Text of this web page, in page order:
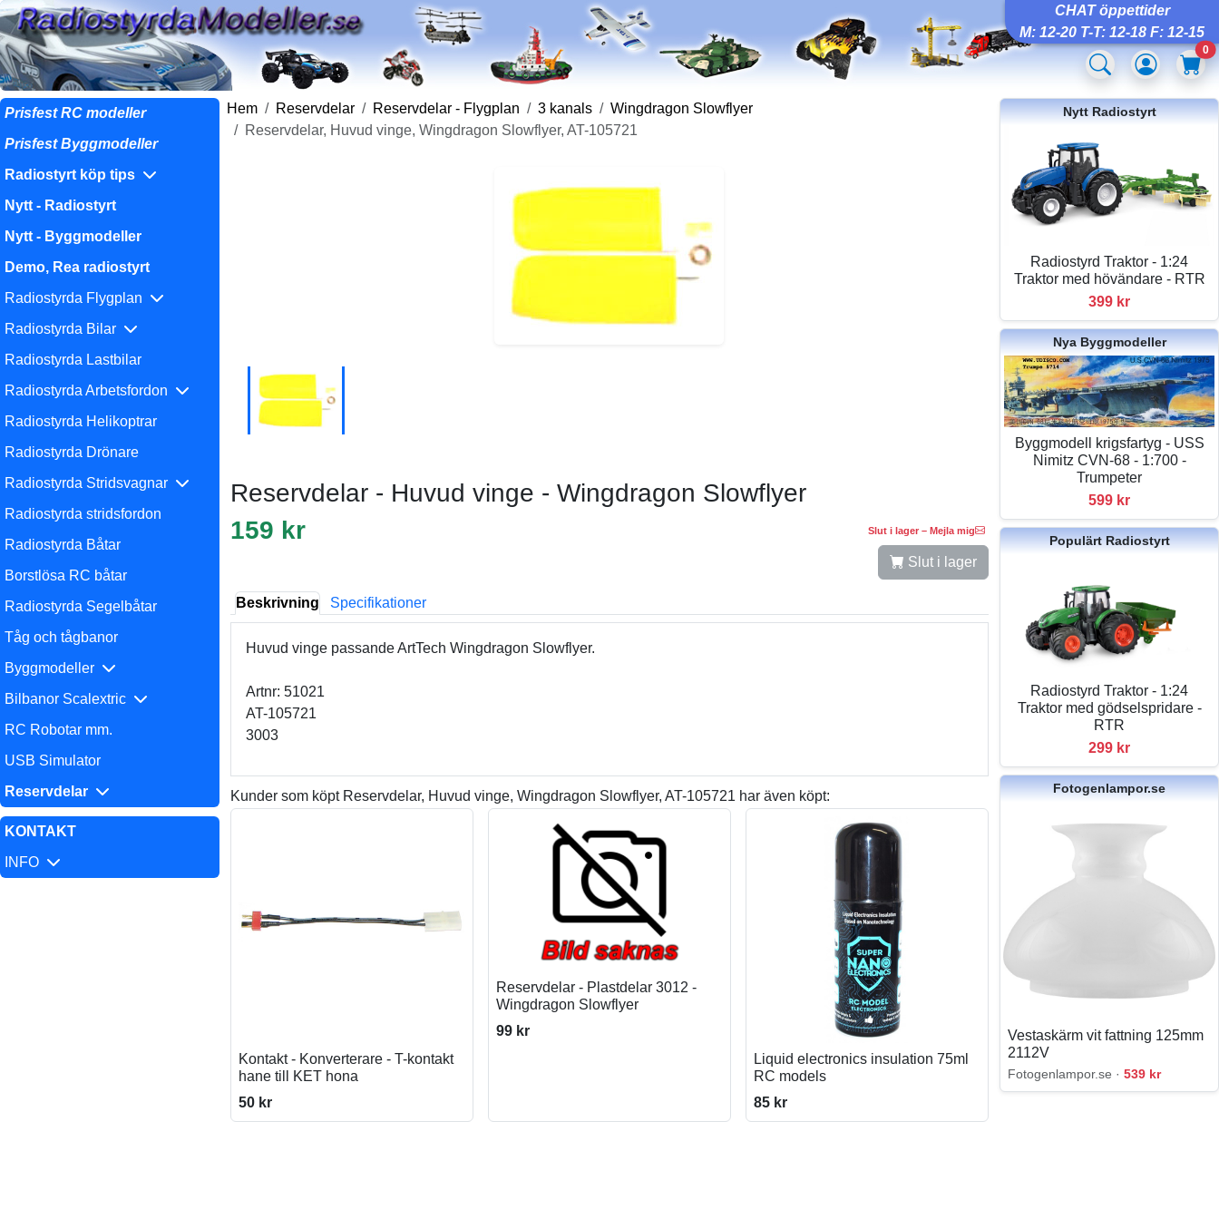
CHAT öppettider
M: 12-20 T-T: 12-18 F: 12-15
0
Prisfest RC modeller
Prisfest Byggmodeller
Radiostyrt köp tips
Nytt - Radiostyrt
Nytt - Byggmodeller
Demo, Rea radiostyrt
Radiostyrda Flygplan
Radiostyrda Bilar
Radiostyrda Lastbilar
Radiostyrda Arbetsfordon
Radiostyrda Helikoptrar
Radiostyrda Drönare
Radiostyrda Stridsvagnar
Radiostyrda stridsfordon
Radiostyrda Båtar
Borstlösa RC båtar
Radiostyrda Segelbåtar
Tåg och tågbanor
Byggmodeller
Bilbanor Scalextric
RC Robotar mm.
USB Simulator
Reservdelar
KONTAKT
INFO
Hem Reservdelar Reservdelar - Flygplan 3 kanals
Wingdragon Slowflyer
Reservdelar, Huvud vinge, Wingdragon Slowflyer, AT-105721
Reservdelar - Huvud vinge - Wingdragon Slowflyer
159 kr
Slut i lager – Mejla mig
Slut i lager
Beskrivning Specifikationer
Huvud vinge passande ArtTech Wingdragon Slowflyer.
Artnr: 51021
AT-105721
3003
Kunder som köpt Reservdelar, Huvud vinge, Wingdragon Slowflyer, AT-105721 har även köpt:
Kontakt - Konverterare - T-kontakt
hane till KET hona
50 kr
Reservdelar - Plastdelar 3012 -
Wingdragon Slowflyer
99 kr
Liquid electronics insulation 75ml
RC models
85 kr
Nytt Radiostyrt
Radiostyrd Traktor - 1:24
Traktor med hövändare - RTR
399 kr
Nya Byggmodeller
Byggmodell krigsfartyg - USS
Nimitz CVN-68 - 1:700 -
Trumpeter
599 kr
Populärt Radiostyrt
Radiostyrd Traktor - 1:24
Traktor med gödselspridare -
RTR
299 kr
Fotogenlampor.se
Vestaskärm vit fattning 125mm
2112V
Fotogenlampor.se ·539 kr